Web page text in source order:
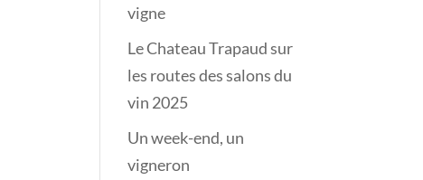
vigne
Le Chateau Trapaud sur
les routes des salons du
vin 2025
Un week-end, un
vigneron